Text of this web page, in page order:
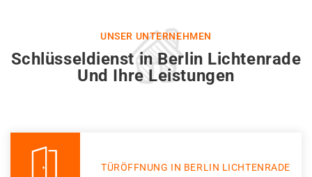
UNSER UNTERNEHMEN
Schlüsseldienst in Berlin Lichtenrade
Und Ihre Leistungen
TÜRÖFFNUNG IN BERLIN LICHTENRADE